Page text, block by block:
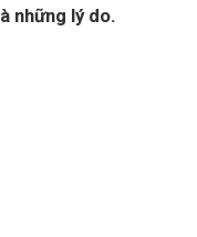
những lý do.